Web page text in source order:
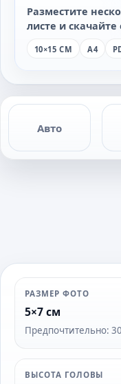
Разместите
листе и скачайте
10×15 СМ A4
Авто
РАЗМЕР ФОТО
5×7 см
Предпочтительно:
ВЫСОТА ГОЛОВЫ